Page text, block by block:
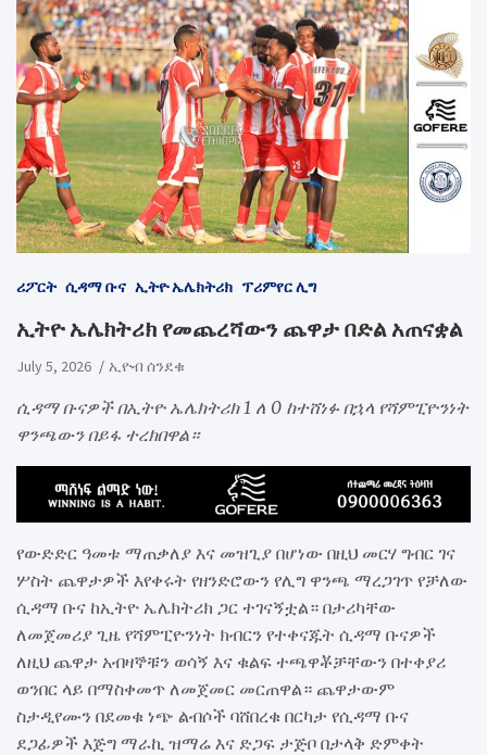
ሪፖርት ሲዳማ ቡና ኢትዮ ኤሌክትሪክ ፕሪምየር ሊግ
ኢትዮ ኤሌክትሪክ የመጨረሻውን ጨዋታ በድል አጠናቋል
July 5, 2026 ኢዮብ ሰንደቁ
ሲዳማ ቡናዎች በኢትዮ ኤሌክትሪክ 1 ለ 0 ከተሸነፉ በኋላ የሻምፒዮንነት
ዋንጫውን በይፋ ተረክበዋል።
የውድድር ዓመቱ ማጠቃለያ እና መዝጊያ በሆነው በዚህ መርሃ ግብር ገና
ሦስት ጨዋታዎች እየቀሩት የዘንድሮውን የሊግ ዋንጫ ማረጋገጥ የቻለው
ሲዳማ ቡና ከኢትዮ ኤሌክትሪክ ጋር ተገናኝቷል። በታሪካቸው
ለመጀመሪያ ጊዜ የሻምፒዮንነት ክብርን የተቀናጁት ሲዳማ ቡናዎች
ለዚህ ጨዋታ አብዛኞቹን ወሳኝ እና ቁልፍ ተጫዋቾቻቸውን በተቀያሪ
ወንበር ላይ በማስቀመጥ ለመጀመር መርጠዋል። ጨዋታውም
ስታዲየሙን በደመቁ ነጭ ልብሶች ባሸበረቁ በርካታ የሲዳማ ቡና
ደጋፊዎች እጅግ ማራኪ ዝማሬ እና ድጋፍ ታጅቦ በታላቅ ድምቀት